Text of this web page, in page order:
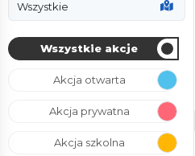
Wszystkie akcje
Akcja otwarta
Akcja prywatna
Akcja szkolna